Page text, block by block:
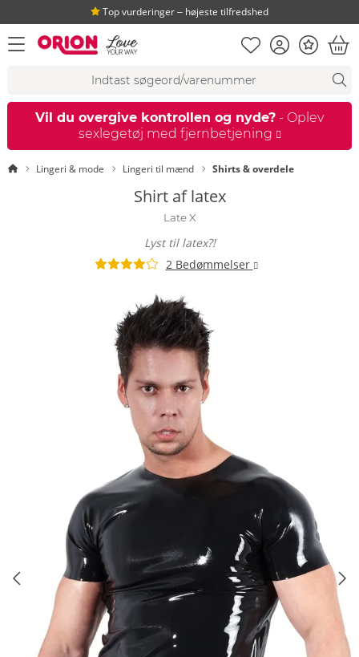
Top vurderinger ‒ højeste tilfredshed
åbn menu Huskeseddel
Kundekonto
Bonus
Vil du overgive kontrollen og nyde? - Oplev
sexlegetøj med fjernbetjening
StartsideLingeri & mode Lingeri til mænd Shirts & overdele
Shirt af latex
Late X
Lyst til latex?!
2 Bedømmelser